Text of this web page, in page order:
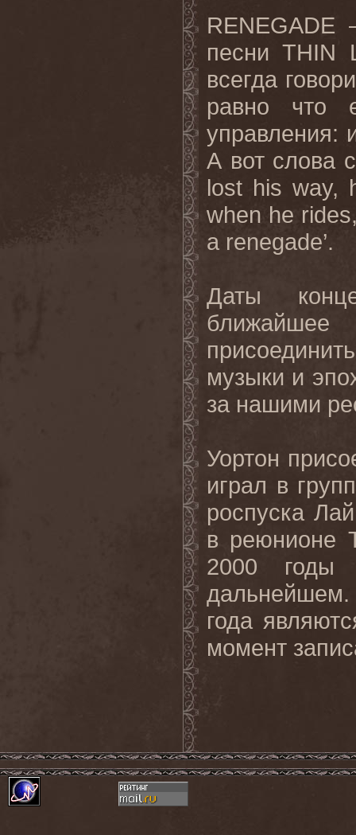
RENEGADE
песниTHIN
всегда
равно что
управления:
А вот слова
lost his way,
when he
a renegade’.
Даты
ближайшее
музыки и
за нашими
Уортон
играл в
роспуска
в реюнионе
2000 годы
года
момент